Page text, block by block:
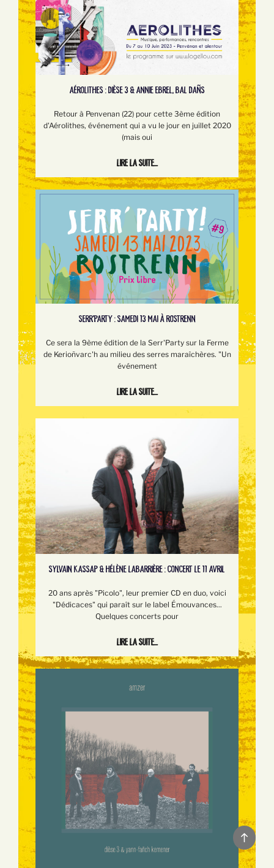
AÉROLITHES : DIÈSE 3 & ANNIE EBREL, BAL DAÑS
Retour à Penvenan (22) pour cette 3ème édition
d'Aérolithes, événement qui a vu le jour en juillet 2020
(mais oui
Lire la suite...
SERR’PARTY : SAMEDI 13 MAI À ROSTRENN
Ce sera la 9ème édition de la Serr'Party sur la Ferme
de Kerioñvarc'h au milieu des serres maraîchères. "Un
événement
Lire la suite...
SYLVAIN KASSAP & HÉLÈNE LABARRIÈRE : CONCERT LE 11 AVRIL
20 ans après "Picolo", leur premier CD en duo, voici
"Dédicaces" qui paraît sur le label Émouvances...
Quelques concerts pour
Lire la suite...
Back
to